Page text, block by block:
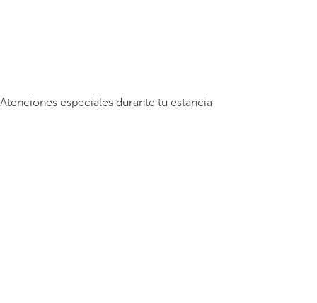
Atenciones especiales durante tu estancia